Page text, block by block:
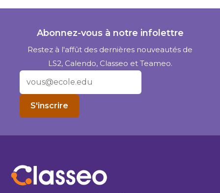
Abonnez-vous à notre infolettre
Restez à l'affût des dernières nouveautés de
LS2, Calendo, Classeo et Teameo.
S'inscrire